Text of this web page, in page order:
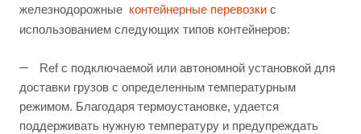
железнодорожные контейнерные перевозки с
использованием следующих типов контейнеров:
Ref с подключаемой или автономной установкой для
доставки грузов с определенным температурным
режимом. Благодаря термоустановке, удается
поддерживать нужную температуру и предупреждать